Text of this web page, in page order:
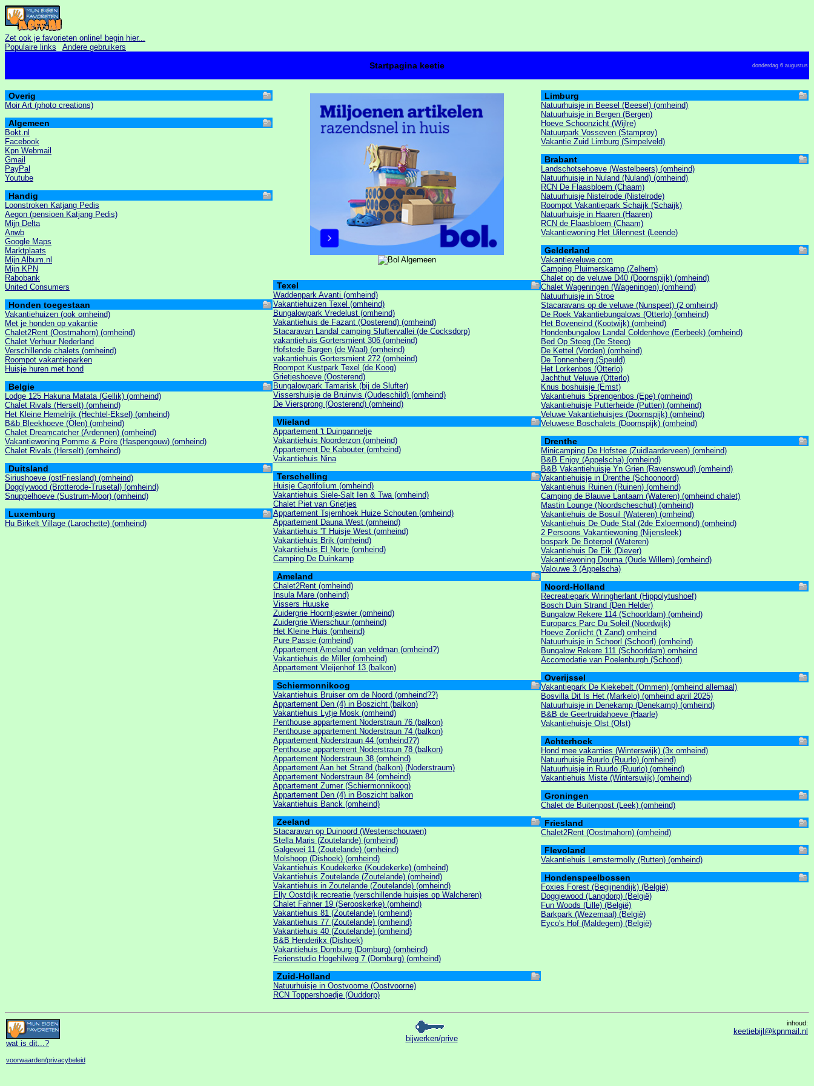
Zet ook je favorieten online! begin hier...
Populaire links
Andere gebruikers
Startpagina keetie donderdag 6 augustus
Overig
Moir Art (photo creations)
Algemeen
Bokt.nl
Facebook
Kpn Webmail
Gmail
PayPal
Youtube
Handig
Loonstroken Katjang Pedis
Aegon (pensioen Katjang Pedis)
Mijn Delta
Anwb
Google Maps
Marktplaats
Mijn Album.nl
Mijn KPN
Rabobank
United Consumers
Honden toegestaan
Vakantiehuizen (ook omheind)
Met je honden op vakantie
Chalet2Rent (Oostmahorn) (omheind)
Chalet Verhuur Nederland
Verschillende chalets (omheind)
Roompot vakantieparken
Huisje huren met hond
Belgie
Lodge 125 Hakuna Matata (Gellik) (omheind)
Chalet Rivals (Herselt) (omheind)
Het Kleine Hemelrijk (Hechtel-Eksel) (omheind)
B&b Bleekhoeve (Olen) (omheind)
Chalet Dreamcatcher (Ardennen) (omheind)
Vakantiewoning Pomme & Poire (Haspengouw) (omheind)
Chalet Rivals (Herselt) (omheind)
Duitsland
Siriushoeve (ostFriesland) (omheind)
Dogglywood (Brotterode-Trusetal) (omheind)
Snuppelhoeve (Sustrum-Moor) (omheind)
Luxemburg
Hu Birkelt Village (Larochette) (omheind)
Texel
Waddenpark Avanti (omheind)
Vakantiehuizen Texel (omheind)
Bungalowpark Vredelust (omheind)
Vakantiehuis de Fazant (Oosterend) (omheind)
Stacaravan Landal camping Sluftervallei (de Cocksdorp)
vakantiehuis Gortersmient 306 (omheind)
Hofstede Bargen (de Waal) (omheind)
vakantiehuis Gortersmient 272 (omheind)
Roompot Kustpark Texel (de Koog)
Grietjeshoeve (Oosterend)
Bungalowpark Tamarisk (bij de Slufter)
Vissershuisje de Bruinvis (Oudeschild) (omheind)
De Viersprong (Oosterend) (omheind)
Vlieland
Appartement 't Duinpannetje
Vakantiehuis Noorderzon (omheind)
Appartement De Kabouter (omheind)
Vakantiehuis Nina
Terschelling
Huisje Caprifolium (omheind)
Vakantiehuis Siele-Salt Ien & Twa (omheind)
Chalet Piet van Grietjes
Appartement Tsjernhoek Huize Schouten (omheind)
Appartement Dauna West (omheind)
Vakantiehuis 'T Huisje West (omheind)
Vakantiehuis Brik (omheind)
Vakantiehuis El Norte (omheind)
Camping De Duinkamp
Ameland
Chalet2Rent (omheind)
Insula Mare (onheind)
Vissers Huuske
Zuidergrie Hoorntjeswier (omheind)
Zuidergrie Wierschuur (omheind)
Het Kleine Huis (omheind)
Pure Passie (omheind)
Appartement Ameland van veldman (omheind?)
Vakantiehuis de Miller (omheind)
Appartement Vleijenhof 13 (balkon)
Schiermonnikoog
Vakantiehuis Bruiser om de Noord (omheind??)
Appartement Den (4) in Boszicht (balkon)
Vakantiehuis Lytje Mosk (omheind)
Penthouse appartement Noderstraun 76 (balkon)
Penthouse appartement Noderstraun 74 (balkon)
Appartement Noderstraun 44 (omheind??)
Penthouse appartement Noderstraun 78 (balkon)
Appartement Noderstraun 38 (omheind)
Appartement Aan het Strand (balkon) (Noderstraum)
Appartement Noderstraun 84 (omheind)
Appartement Zumer (Schiermonnikoog)
Appartement Den (4) in Boszicht balkon
Vakantiehuis Banck (omheind)
Zeeland
Stacaravan op Duinoord (Westenschouwen)
Stella Maris (Zoutelande) (omheind)
Galgewei 11 (Zoutelande) (omheind)
Molshoop (Dishoek) (omheind)
Vakantiehuis Koudekerke (Koudekerke) (omheind)
Vakantiehuis Zoutelande (Zoutelande) (omheind)
Vakantiehuis in Zoutelande (Zoutelande) (omheind)
Elly Oostdijk recreatie (verschillende huisjes op Walcheren)
Chalet Fahner 19 (Serooskerke) (omheind)
Vakantiehuis 81 (Zoutelande) (omheind)
Vakantiehuis 77 (Zoutelande) (omheind)
Vakantiehuis 40 (Zoutelande) (omheind)
B&B Henderikx (Dishoek)
Vakantiehuis Domburg (Domburg) (omheind)
Ferienstudio Hogehilweg 7 (Domburg) (omheind)
Zuid-Holland
Natuurhuisje in Oostvoorne (Oostvoorne)
RCN Toppershoedje (Ouddorp)
Limburg
Natuurhuisje in Beesel (Beesel) (omheind)
Natuurhuisje in Bergen (Bergen)
Hoeve Schoonzicht (Wijlre)
Natuurpark Vosseven (Stamproy)
Vakantie Zuid Limburg (Simpelveld)
Brabant
Landschotsehoeve (Westelbeers) (omheind)
Natuurhuisje in Nuland (Nuland) (omheind)
RCN De Flaasbloem (Chaam)
Natuurhuisje Nistelrode (Nistelrode)
Roompot Vakantiepark Schaijk (Schaijk)
Natuurhuisje in Haaren (Haaren)
RCN de Flaasbloem (Chaam)
Vakantiewoning Het Uilennest (Leende)
Gelderland
Vakantieveluwe.com
Camping Pluimerskamp (Zelhem)
Chalet op de veluwe D40 (Doornspijk) (omheind)
Chalet Wageningen (Wageningen) (omheind)
Natuurhuisje in Stroe
Stacaravans op de veluwe (Nunspeet) (2 omheind)
De Roek Vakantiebungalows (Otterlo) (omheind)
Het Boveneind (Kootwijk) (omheind)
Hondenbungalow Landal Coldenhove (Eerbeek) (omheind)
Bed Op Steeg (De Steeg)
De Kettel (Vorden) (omheind)
De Tonnenberg (Speuld)
Het Lorkenbos (Otterlo)
Jachthut Veluwe (Otterlo)
Knus boshuisje (Emst)
Vakantiehuis Sprengenbos (Epe) (omheind)
Vakantiehuisje Putterheide (Putten) (omheind)
Veluwe Vakantiehuisjes (Doornspijk) (omheind)
Veluwese Boschalets (Doornspijk) (omheind)
Drenthe
Minicamping De Hofstee (Zuidlaarderveen) (omheind)
B&B Enjoy (Appelscha) (omheind)
B&B Vakantiehuisje Yn Grien (Ravenswoud) (omheind)
Vakantiehuisje in Drenthe (Schoonoord)
Vakantiehuis Ruinen (Ruinen) (omheind)
Camping de Blauwe Lantaarn (Wateren) (omheind chalet)
Mastin Lounge (Noordscheschut) (omheind)
Vakantiehuis de Bosuil (Wateren) (omheind)
Vakantiehuis De Oude Stal (2de Exloermond) (omheind)
2 Persoons Vakantiewoning (Nijensleek)
bospark De Boterpol (Wateren)
Vakantiehuis De Eik (Diever)
Vakantiewoning Douma (Oude Willem) (omheind)
Valouwe 3 (Appelscha)
Noord-Holland
Recreatiepark Wiringherlant (Hippolytushoef)
Bosch Duin Strand (Den Helder)
Bungalow Rekere 114 (Schoorldam) (omheind)
Europarcs Parc Du Soleil (Noordwijk)
Hoeve Zonlicht ('t Zand) omheind
Natuurhuisje in Schoorl (Schoorl) (omheind)
Bungalow Rekere 111 (Schoorldam) omheind
Accomodatie van Poelenburgh (Schoorl)
Overijssel
Vakantiepark De Kiekebelt (Ommen) (omheind allemaal)
Bosvilla Dit Is Het (Markelo) (omheind april 2025)
Natuurhuisje in Denekamp (Denekamp) (omheind)
B&B de Geertruidahoeve (Haarle)
Vakantiehuisje Olst (Olst)
Achterhoek
Hond mee vakanties (Winterswijk) (3x omheind)
Natuurhuisje Ruurlo (Ruurlo) (omheind)
Natuurhuisje in Ruurlo (Ruurlo) (omheind)
Vakantiehuis Miste (Winterswijk) (omheind)
Groningen
Chalet de Buitenpost (Leek) (omheind)
Friesland
Chalet2Rent (Oostmahorn) (omheind)
Flevoland
Vakantiehuis Lemstermolly (Rutten) (omheind)
Hondenspeelbossen
Foxies Forest (Begijnendijk) (België)
Doggiewood (Langdorp) (België)
Fun Woods (Lille) (België)
Barkpark (Wezemaal) (België)
Eyco's Hof (Maldegem) (België)
wat is dit...?
voorwaarden/privacybeleid
bijwerken/prive
inhoud:
keetiebijl@kpnmail.nl